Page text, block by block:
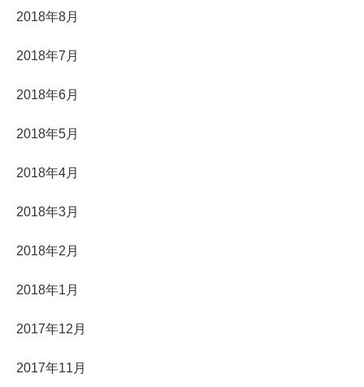
2018年8月
2018年7月
2018年6月
2018年5月
2018年4月
2018年3月
2018年2月
2018年1月
2017年12月
2017年11月